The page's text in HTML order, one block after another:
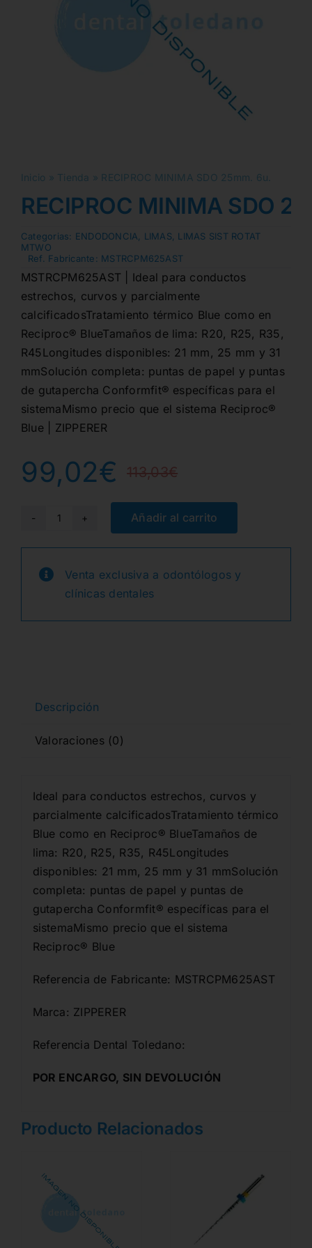
Inicio » Tienda » RECIPROC MINIMA SDO 25mm. 6u.
RECIPROC MINIMA SDO
Categorias: ENDODONCIA LIMAS, LIMAS SIST ROTAT
MTWO
Ref. Fabricante: MSTRCPM625AST
MSTRCPM625AST | Ideal para conductos
estrechos, curvos y parcialmente
calcificadosTratamiento térmico Blue como en
Reciproc® BlueTamaños de lima: R20, R25, R35,
R45Longitudes disponibles: 21 mm, 25 mm y 31
mmSolución completa: puntas de papel y puntas
de gutapercha Conformfit® específicas para el
sistemaMismo precio que el sistema Reciproc®
Blue | ZIPPERER
113,03€El
precio
original
era:
113,03€.
99,02€
El
precio
actual
es:
99,02€.
RECIPROC
MINIMA
25mm.
6u.
cantidad
Añadir al carrito
Venta exclusiva a odontólogos y
clínicas dentales
Descripción
Valoraciones (0)
Ideal para conductos estrechos, curvos y
parcialmente calcificadosTratamiento térmico
Blue como en Reciproc® BlueTamaños de
lima: R20, R25, R35, R45Longitudes
disponibles: 21 mm, 25 mm y 31 mmSolución
completa: puntas de papel y puntas de
gutapercha Conformfit® específicas para el
sistemaMismo precio que el sistema
Reciproc® Blue
Referencia de Fabricante: MSTRCPM625AST
Marca: ZIPPERER
Referencia Dental Toledano:
POR ENCARGO, SIN DEVOLUCIÓN
Producto Relacionados